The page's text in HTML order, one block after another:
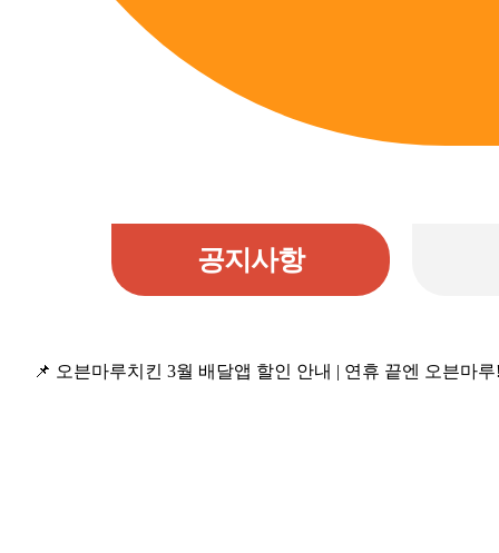
공지사항
📌 오븐마루치킨 3월 배달앱 할인 안내 | 연휴 끝엔 오븐마